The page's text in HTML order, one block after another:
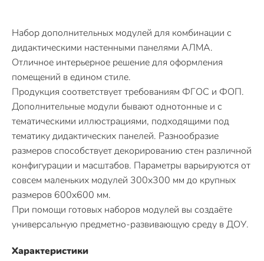
Набор дополнительных модулей для комбинации с
дидактическими настенными панелями АЛМА.
Отличное интерьерное решение для оформления
помещений в едином стиле.
Продукция соответствует требованиям ФГОС и ФОП.
Дополнительные модули бывают однотонные и с
тематическими иллюстрациями, подходящими под
тематику дидактических панелей. Разнообразие
размеров способствует декорированию стен различной
конфигурации и масштабов. Параметры варьируются от
совсем маленьких модулей 300х300 мм до крупных
размеров 600х600 мм.
При помощи готовых наборов модулей вы создаёте
универсальную предметно-развивающую среду в ДОУ.
Характеристики